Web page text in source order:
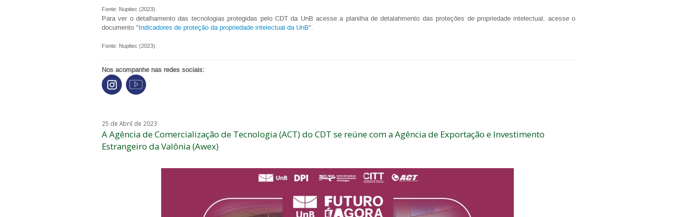
Fonte: Nupitec (2023).
Para ver o detalhamento das tecnologias protegidas pelo CDT da UnB acesse a planilha de detalahmento das proteções de propriedade intelectual, acesse o
documento "Indicadores de proteção da propriedade intelectual da UnB".
Fonte: Nupitec (2023).
Nos acompanhe nas redes sociais:
25 de Abril de 2023
A Agência de Comercialização de Tecnologia (ACT) do CDT se reúne com a Agência de Exportação e Investimento
Estrangeiro da Valônia (Awex)